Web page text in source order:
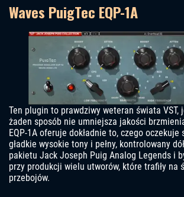
Waves PuigTec EQP-1A
Ten plugin to prawdziwy weteran świata VST,
żaden sposób nie umniejsza jakości
EQP-1A oferuje dokładnie to, czego
gładkie wysokie tony i pełny, kontrolowany
pakietu Jack Joseph Puig Analog Legends i
przy produkcji wielu utworów, które trafiły na
przebojów.